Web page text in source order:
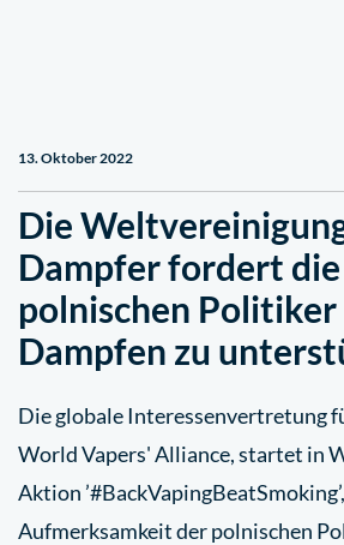
13. Oktober 2022
Die
Dampfer fordert die
polnischen Politiker
Dampfen zu
Die globale Interessenvertretung
World Vapers' Alliance, startet in
Aktion
Aufmerksamkeit der polnischen